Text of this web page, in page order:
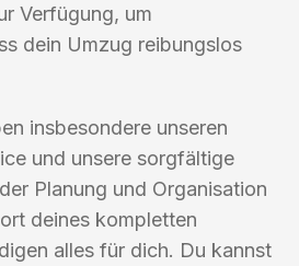
Verfügung, um
dein Umzug reibungslos
insbesondere unseren
und unsere sorgfältige
Planung und Organisation
deines kompletten
alles für dich. Du kannst